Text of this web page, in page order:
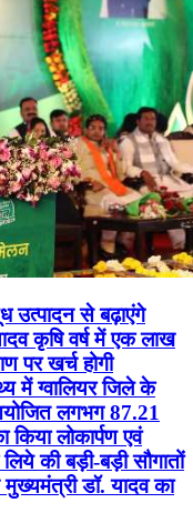
उत्पादन से बढ़ाएंगे
कृषि वर्ष में एक लाख
पर खर्च होगी
में ग्वालियर जिले के
लगभग 87.21
लोकार्पण एवं
की बड़ी-बड़ी सौगातों
डॉ. यादव का